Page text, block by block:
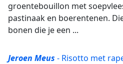
groentebouillon met
pastinaak en boerentenen.
bonen die je een ...
Jeroen Meus - Risotto met